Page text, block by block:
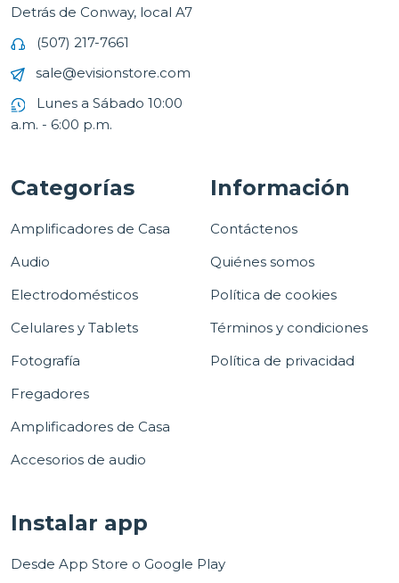
Detrás de Conway, local A7
(507) 217-7661
sale@evisionstore.com
Lunes a Sábado 10:00
a.m. - 6:00 p.m.
Categorías
Amplificadores de Casa
Audio
Electrodomésticos
Celulares y Tablets
Fotografía
Fregadores
Amplificadores de Casa
Accesorios de audio
Información
Contáctenos
Quiénes somos
Política de cookies
Términos y condiciones
Política de privacidad
Instalar app
Desde App Store o Google Play